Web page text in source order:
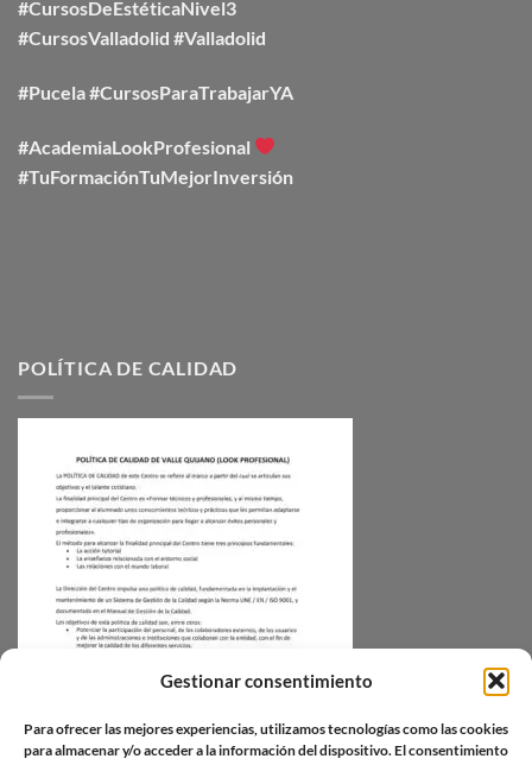
Gestionar consentimiento
Para ofrecer las mejores experiencias, utilizamos tecnologías como las cookies
para almacenar y/o acceder a la información del dispositivo. El consentimiento
#CursosDeEstéticaNivel3
#CursosValladolid #Valladolid
#Pucela #CursosParaTrabajarYA
#AcademiaLookProfesional
#TuFormaciónTuMejorInversión
POLÍTICA DE CALIDAD